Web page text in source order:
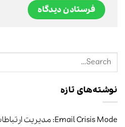
نوشته‌های تازه
Email Crisis Mode: مدیریت ارتباطات در دوره‌های بحران داخلی